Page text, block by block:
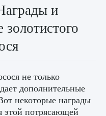
0 0
Тамура в
и
золотистого
не только
дополнительные
некоторые награды
этой потрясающей